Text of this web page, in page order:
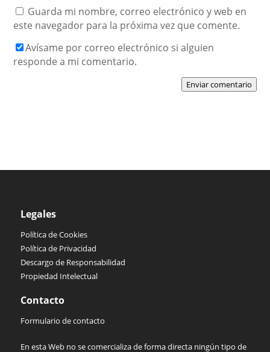
Guarda mi nombre, correo electrónico y web en
este navegador para la próxima vez que comente.
Avísame por correo electrónico si alguien
responde a mi comentario.
Enviar comentario
Legales
Política de Cookies
Política de Privacidad
Descargo de Responsabilidad
Propiedad Intelectual
Contacto
Formulario de contacto
En esta Web no se comercializa de forma directa ningún tipo de